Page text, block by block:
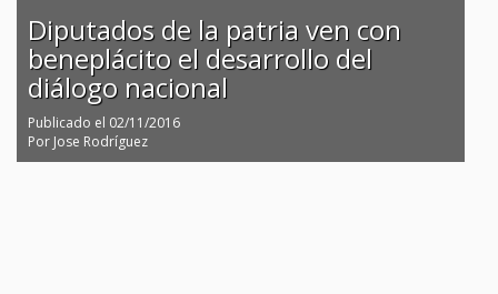
Diputados de la patria ven con
beneplácito el desarrollo del
diálogo nacional
Publicado el 02/11/2016
Por Jose Rodríguez